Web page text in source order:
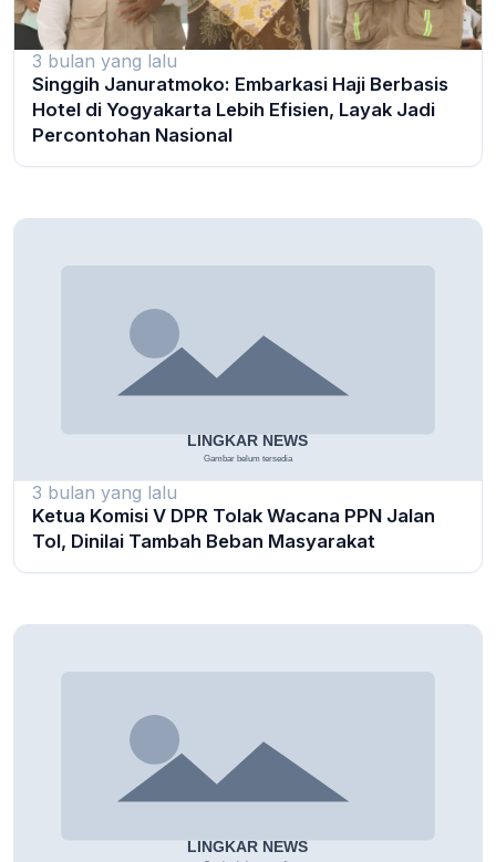
3 bulan yang lalu
Singgih Januratmoko: Embarkasi Haji Berbasis
Hotel di Yogyakarta Lebih Efisien, Layak Jadi
Percontohan Nasional
3 bulan yang lalu
Ketua Komisi V DPR Tolak Wacana PPN Jalan
Tol, Dinilai Tambah Beban Masyarakat